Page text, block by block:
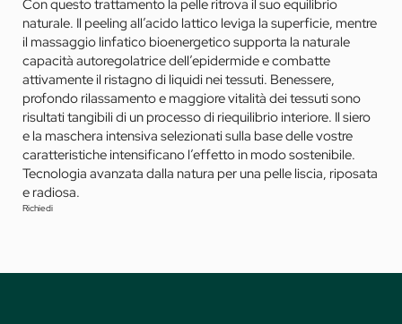
Con questo trattamento la pelle ritrova il suo equilibrio
naturale. Il peeling all’acido lattico leviga la superficie, mentre
il massaggio linfatico bioenergetico supporta la naturale
capacità autoregolatrice dell’epidermide e combatte
attivamente il ristagno di liquidi nei tessuti. Benessere,
profondo rilassamento e maggiore vitalità dei tessuti sono
risultati tangibili di un processo di riequilibrio interiore. Il siero
e la maschera intensiva selezionati sulla base delle vostre
caratteristiche intensificano l’effetto in modo sostenibile.
Tecnologia avanzata dalla natura per una pelle liscia, riposata
e radiosa.
Richiedi